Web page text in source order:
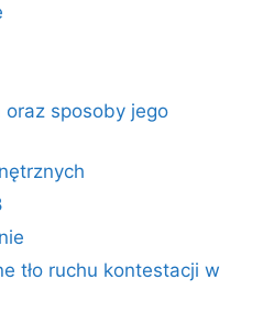
oraz sposoby jego
tło ruchu kontestacji w